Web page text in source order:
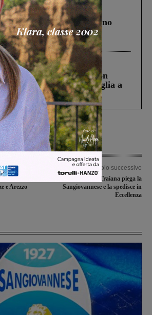
in A1 in cui morirono
Franco. Lo schianto, il
ai sorpassi fra tir....
una struttura di Castiglion
che aveva ucciso la figlia a
un
e Arezzo
Articolo successivo
Il Terranuova Traiana piega la
Sangiovannese e la spedisce in
Eccellenza